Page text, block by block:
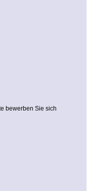
bewerben Sie sich